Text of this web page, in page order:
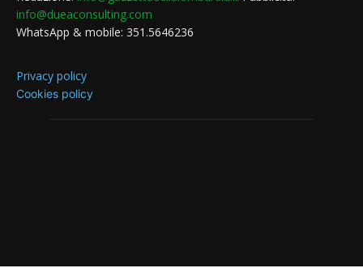
info@dueaconsulting.com
WhatsApp & mobile: 351.5646236
Privacy policy
Cookies policy